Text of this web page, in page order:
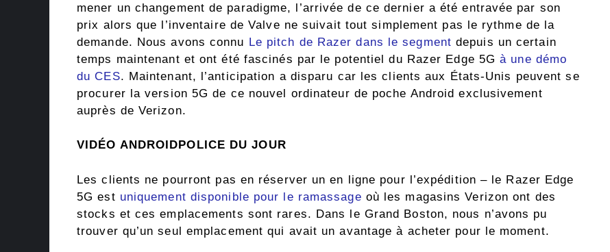
mener un changement de paradigme, l’arrivée de ce dernier a été entravée par son
prix alors que l’inventaire de Valve ne suivait tout simplement pas le rythme de la
demande. Nous avons connu Le pitch de Razer dans le segment depuis un certain
temps maintenant et ont été fascinés par le potentiel du Razer Edge 5Gà une démo
du CES. Maintenant, l’anticipation a disparu car les clients aux États-Unis peuvent se
procurer la version 5G de ce nouvel ordinateur de poche Android exclusivement
auprès de Verizon.
VIDÉO ANDROIDPOLICE DU JOUR
Les clients ne pourront pas en réserver un en ligne pour l’expédition – le Razer Edge
5G est uniquement disponible pour le ramassage où les magasins Verizon ont des
stocks et ces emplacements sont rares. Dans le Grand Boston, nous n’avons pu
trouver qu’un seul emplacement qui avait un avantage à acheter pour le moment.